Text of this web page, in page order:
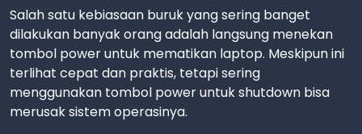
Salah satu kebiasaan buruk yang sering banget
dilakukan banyak orang adalah langsung menekan
tombol power untuk mematikan laptop. Meskipun ini
terlihat cepat dan praktis, tetapi sering
menggunakan tombol power untuk shutdown bisa
merusak sistem operasinya.